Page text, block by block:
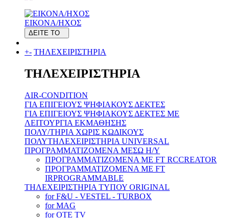
ΕΙΚΟΝΑ/ΗΧΟΣ
ΔΕΙΤΕ ΤΟ
+- ΤΗΛΕΧΕΙΡΙΣΤΗΡΙΑ
ΤΗΛΕΧΕΙΡΙΣΤΗΡΙΑ
AIR-CONDITION
ΓΙΑ ΕΠΙΓΕΙΟΥΣ ΨΗΦΙΑΚΟΥΣ ΔΕΚΤΕΣ
ΓΙΑ ΕΠΙΓΕΙΟΥΣ ΨΗΦΙΑΚΟΥΣ ΔΕΚΤΕΣ ΜΕ
ΛΕΙΤΟΥΡΓΙΑ ΕΚΜΑΘΗΣΗΣ
ΠΟΛΥ/ΤΗΡΙΑ ΧΩΡΙΣ ΚΩΔΙΚΟΥΣ
ΠΟΛΥΤΗΛΕΧΕΙΡΙΣΤΗΡΙΑ UNIVERSAL
ΠΡΟΓΡΑΜΜΑΤΙΖΟΜΕΝΑ ΜΕΣΩ H/Y
ΠΡΟΓΡΑΜΜΑΤΙΖΟΜΕΝΑ ΜΕ FT RCCREATOR
ΠΡΟΓΡΑΜΜΑΤΙΖΟΜΕΝΑ ΜΕ FT
IRPROGRAMMABLE
ΤΗΛΕΧΕΙΡΙΣΤΗΡΙΑ ΤΥΠΟΥ ORIGINAL
for F&U - VESTEL - TURBOX
for MAG
for OTE TV